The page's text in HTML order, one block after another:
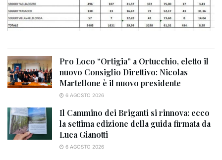
Pro Loco “Ortigia” a Ortucchio, eletto il
nuovo Consiglio Direttivo: Nicolas
Martellone è il nuovo presidente
6 AGOSTO 2026
Il Cammino dei Briganti si rinnova: ecco
la settima edizione della guida firmata da
Luca Gianotti
6 AGOSTO 2026